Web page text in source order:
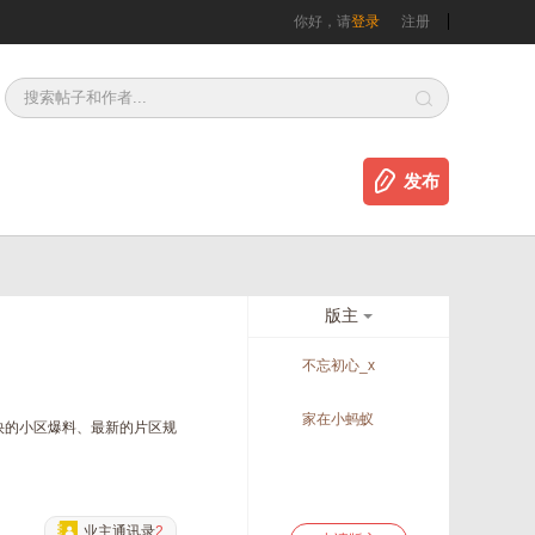
你好，请登录 注册
发布
小区爆料、最新的片区规
业主通讯录2
版主
不忘初心_x
家在小蚂蚁